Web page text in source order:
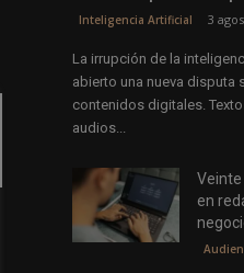
Inteligencia Artificial 3
La irrupción de la
abierto una nueva disputa
contenidos digitales.
audios...
Veinte
en